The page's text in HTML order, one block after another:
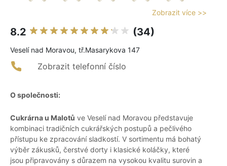
Zobrazit více >>
8.2 (34)
Veselí nad Moravou, tř.Masarykova 147
Zobrazit telefonní číslo
O společnosti:
Cukrárna u Malotů ve Veselí nad Moravou představuje
kombinaci tradičních cukrářských postupů a pečlivého
přístupu ke zpracování sladkostí. V sortimentu má bohatý
výběr zákusků, čerstvé dorty i klasické koláčky, které
jsou připravovány s důrazem na vysokou kvalitu surovin a